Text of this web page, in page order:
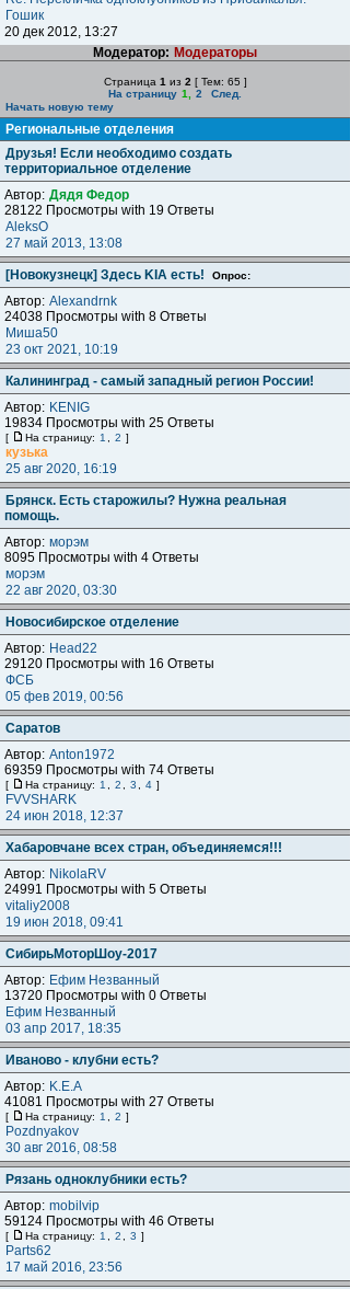
Гошик
20 дек 2012, 13:27
Модератор: Модераторы
Страница 1 из 2 [ Тем: 65 ]
На страницу 1 2
След.
Начать новую тему
Региональные отделения
Друзья! Если необходимо создать
территориальное отделение
Автор: Дядя Федор
28122 Просмотры with 19 Ответы
AleksO
27 май 2013, 13:08
[Новокузнецк] Здесь KIA есть! Опрос:
Автор: Alexandrnk
24038 Просмотры with 8 Ответы
Миша50
23 окт 2021, 10:19
Калининград - самый западный регион России!
Автор: KENIG
19834 Просмотры with 25 Ответы
[ На страницу: 1 2 ]
кузька
25 авг 2020, 16:19
Брянск. Есть старожилы? Нужна реальная
помощь.
Автор: морэм
8095 Просмотры with 4 Ответы
морэм
22 авг 2020, 03:30
Новосибирское отделение
Автор: Head22
29120 Просмотры with 16 Ответы
ФСБ
05 фев 2019, 00:56
Саратов
Автор: Anton1972
69359 Просмотры with 74 Ответы
[ На страницу: 1 2 3 4 ]
FVVSHARK
24 июн 2018, 12:37
Хабаровчане всех стран, объединяемся!!!
Автор: NikolaRV
24991 Просмотры with 5 Ответы
vitaliy2008
19 июн 2018, 09:41
СибирьМоторШоу-2017
Автор: Ефим Незванный
13720 Просмотры with 0 Ответы
Ефим Незванный
03 апр 2017, 18:35
Иваново - клубни есть?
Автор: K.E.A
41081 Просмотры with 27 Ответы
[ На страницу: 1 2 ]
Pozdnyakov
30 авг 2016, 08:58
Рязань одноклубники есть?
Автор: mobilvip
59124 Просмотры with 46 Ответы
[ На страницу: 1 2 3 ]
Parts62
17 май 2016, 23:56